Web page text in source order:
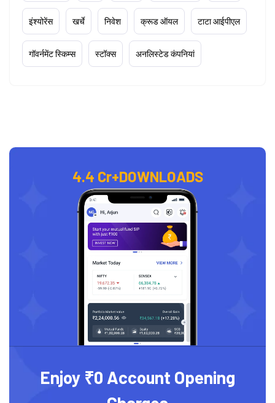
इंश्योरेंस खर्चे निवेश क्रूड ऑयल टाटा आईपीएल
गॉवर्नमेंट स्किम्स स्टॉक्स अनलिस्टेड कंपनियां
4.4 Cr+DOWNLOADS
Enjoy ₹0 Account Opening